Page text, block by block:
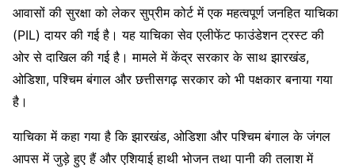
आवासों की सुरक्षा को लेकर सुप्रीम कोर्ट में एक महत्वपूर्ण जनहित याचिका
(PIL) दायर की गई है। यह याचिका सेव एलीफेंट फाउंडेशन ट्रस्ट की
ओर से दाखिल की गई है। मामले में केंद्र सरकार के साथ झारखंड,
ओडिशा, पश्चिम बंगाल और छत्तीसगढ़ सरकार को भी पक्षकार बनाया गया
है।
याचिका में कहा गया है कि झारखंड, ओडिशा और पश्चिम बंगाल के जंगल
आपस में जुड़े हुए हैं और एशियाई हाथी भोजन तथा पानी की तलाश में